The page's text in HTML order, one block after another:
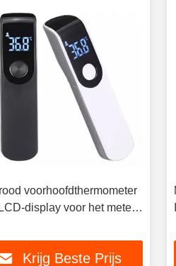
voorhoofdthermometer
display voor het meten
Krijg Beste Prijs